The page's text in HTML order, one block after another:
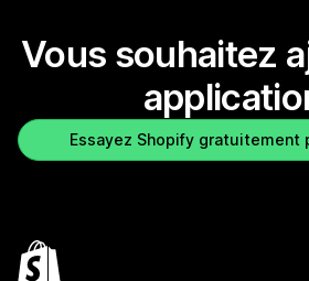
Vous souhaitez
Essayez Shopify gratuitement